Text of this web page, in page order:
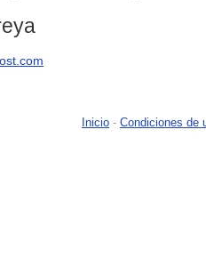
Inicio - Condiciones de